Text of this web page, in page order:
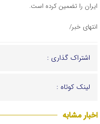
ایران را تضمین کرده است.
انتهای خبر/
اشتراک گذاری :
لینک کوتاه :
اخبار مشابه